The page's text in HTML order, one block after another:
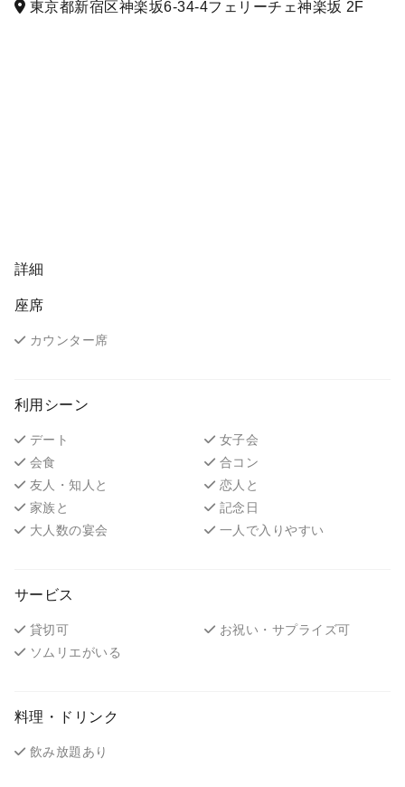
東京都新宿区神楽坂6-34-4フェリーチェ神楽坂 2F
詳細
座席
カウンター席
利用シーン
デート
女子会
会食
合コン
友人・知人と
恋人と
家族と
記念日
大人数の宴会
一人で入りやすい
サービス
貸切可
お祝い・サプライズ可
ソムリエがいる
料理・ドリンク
飲み放題あり